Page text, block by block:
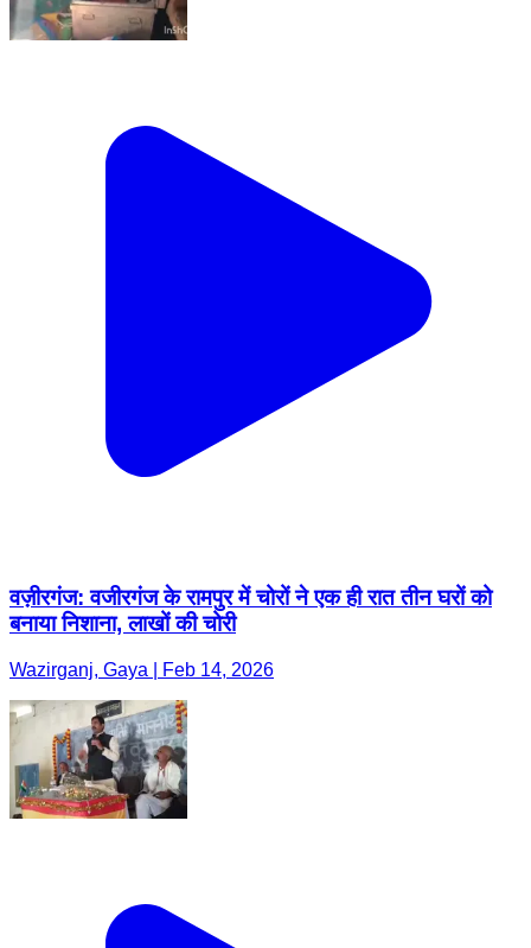
वज़ीरगंज: वजीरगंज के रामपुर में चोरों ने एक ही रात तीन घरों को
बनाया निशाना, लाखों की चोरी
Wazirganj, Gaya | Feb 14, 2026